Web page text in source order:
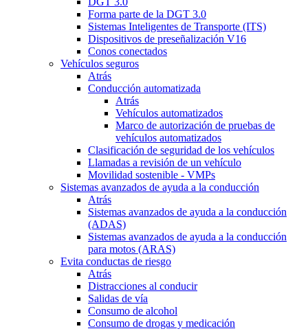
Forma parte de la DGT 3.0
Sistemas Inteligentes de Transporte (ITS)
Dispositivos de preseñalización V16
Conos conectados
Vehículos seguros
Atrás
Conducción automatizada
Atrás
Vehículos automatizados
Marco de autorización de pruebas de
vehículos automatizados
Clasificación de seguridad de los vehículos
Llamadas a revisión de un vehículo
Movilidad sostenible - VMPs
Sistemas avanzados de ayuda a la conducción
Atrás
Sistemas avanzados de ayuda a la conducción
(ADAS)
Sistemas avanzados de ayuda a la conducción
para motos (ARAS)
Evita conductas de riesgo
Atrás
Distracciones al conducir
Salidas de vía
Consumo de alcohol
Consumo de drogas y medicación